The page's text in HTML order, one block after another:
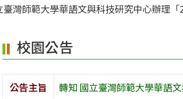
臺灣師範大學華語文與科技研究中心辦理
校園公告
公告主旨
轉知 國立臺灣師範大學華語